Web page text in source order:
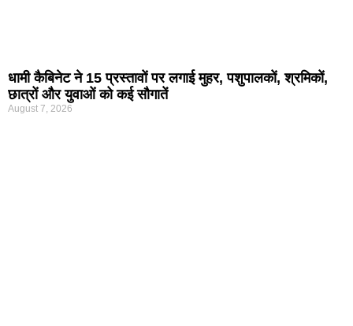
धामी कैबिनेट ने 15 प्रस्तावों पर लगाई मुहर, पशुपालकों, श्रमिकों,
छात्रों और युवाओं को कई सौगातें
August 7, 2026